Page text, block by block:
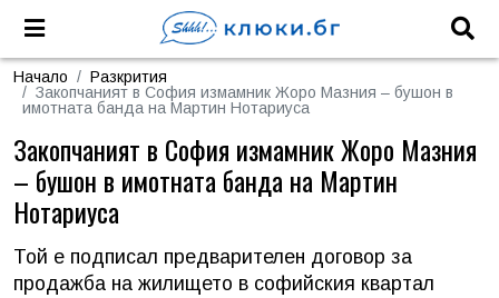
Начало
Разкрития
Закопчаният в София измамник Жоро Мазния – бушон в
имотната банда на Мартин Нотариуса
Закопчаният в София измамник Жоро Мазния
– бушон в имотната банда на Мартин
Нотариуса
Той е подписал предварителен договор за
продажба на жилището в софийския квартал